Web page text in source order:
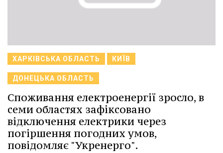
ХАРКІВСЬКА ОБЛАСТЬ КИЇВ
ДОНЕЦЬКА ОБЛАСТЬ
Споживання електроенергії зросло, в
семи областях зафіксовано
відключення електрики через
погіршення погодних умов,
повідомляє "Укренерго".